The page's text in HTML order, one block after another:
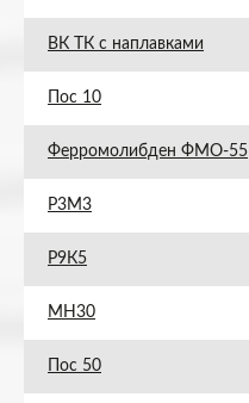
ВК ТК с наплавками
Пос 10
Ферромолибден ФМО-55
Р3М3
Р9К5
МН30
Пос 50